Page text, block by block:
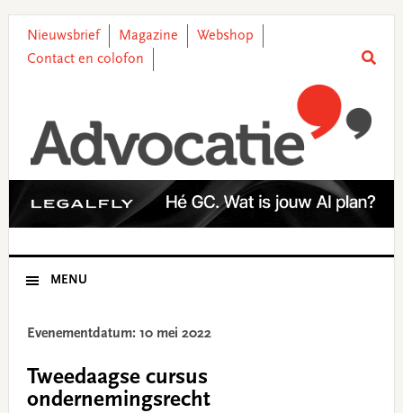
primary
main
primary
footer
Nieuwsbrief Magazine
Webshop
Contact en colofon
MENU
Evenementdatum: 10 mei 2022
Tweedaagse cursus
ondernemingsrecht